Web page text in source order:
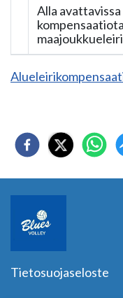
Alla avattavissa
Tietosuojaseloste